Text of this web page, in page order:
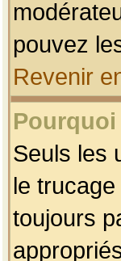
pouvez
Revenir
Seuls les
le
toujours